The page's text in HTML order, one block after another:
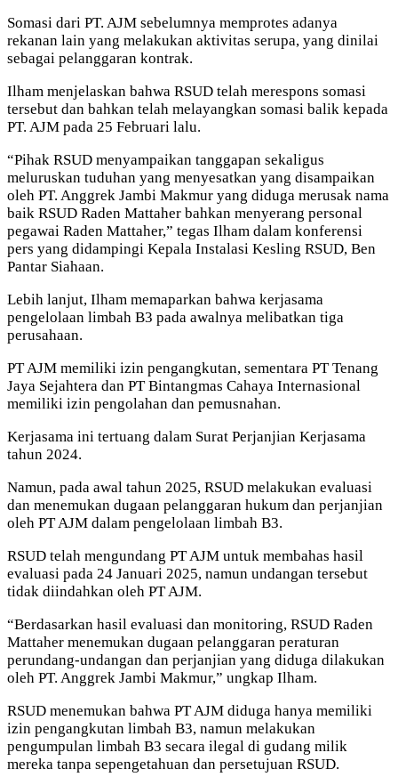
Somasi dari PT. AJM sebelumnya memprotes adanya
rekanan lain yang melakukan aktivitas serupa, yang dinilai
sebagai pelanggaran kontrak.
Ilham menjelaskan bahwa RSUD telah merespons somasi
tersebut dan bahkan telah melayangkan somasi balik kepada
PT. AJM pada 25 Februari lalu.
“Pihak RSUD menyampaikan tanggapan sekaligus
meluruskan tuduhan yang menyesatkan yang disampaikan
oleh PT. Anggrek Jambi Makmur yang diduga merusak nama
baik RSUD Raden Mattaher bahkan menyerang personal
pegawai Raden Mattaher,” tegas Ilham dalam konferensi
pers yang didampingi Kepala Instalasi Kesling RSUD, Ben
Pantar Siahaan.
Lebih lanjut, Ilham memaparkan bahwa kerjasama
pengelolaan limbah B3 pada awalnya melibatkan tiga
perusahaan.
PT AJM memiliki izin pengangkutan, sementara PT Tenang
Jaya Sejahtera dan PT Bintangmas Cahaya Internasional
memiliki izin pengolahan dan pemusnahan.
Kerjasama ini tertuang dalam Surat Perjanjian Kerjasama
tahun 2024.
Namun, pada awal tahun 2025, RSUD melakukan evaluasi
dan menemukan dugaan pelanggaran hukum dan perjanjian
oleh PT AJM dalam pengelolaan limbah B3.
RSUD telah mengundang PT AJM untuk membahas hasil
evaluasi pada 24 Januari 2025, namun undangan tersebut
tidak diindahkan oleh PT AJM.
“Berdasarkan hasil evaluasi dan monitoring, RSUD Raden
Mattaher menemukan dugaan pelanggaran peraturan
perundang-undangan dan perjanjian yang diduga dilakukan
oleh PT. Anggrek Jambi Makmur,” ungkap Ilham.
RSUD menemukan bahwa PT AJM diduga hanya memiliki
izin pengangkutan limbah B3, namun melakukan
pengumpulan limbah B3 secara ilegal di gudang milik
mereka tanpa sepengetahuan dan persetujuan RSUD.